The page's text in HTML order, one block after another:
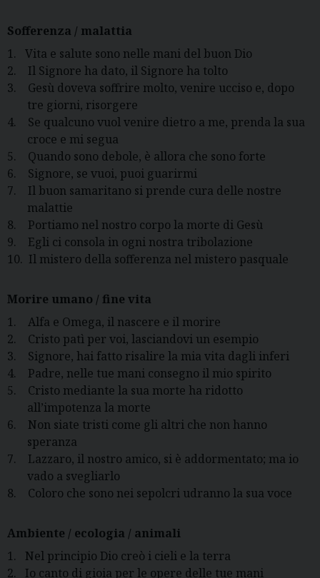
Sofferenza / malattia
1.
Vita e salute sono nelle mani del buon Dio
2.
Il Signore ha dato, il Signore ha tolto
3.
Gesù doveva soffrire molto, venire ucciso e, dopo
tre giorni, risorgere
4.
Se qualcuno vuol venire dietro a me, prenda la sua
croce e mi segua
5.
Quando sono debole, è allora che sono forte
6.
Signore, se vuoi, puoi guarirmi
7.
Il buon samaritano si prende cura delle nostre
malattie
8.
Portiamo nel nostro corpo la morte di Gesù
9.
Egli ci consola in ogni nostra tribolazione
10. Il mistero della sofferenza nel mistero pasquale
Morire umano / fine vita
1.
Alfa e Omega, il nascere e il morire
2.
Cristo patì per voi, lasciandovi un esempio
3.
Signore, hai fatto risalire la mia vita dagli inferi
4.
Padre, nelle tue mani consegno il mio spirito
5.
Cristo mediante la sua morte ha ridotto
all’impotenza la morte
6.
Non siate tristi come gli altri che non hanno
speranza
7.
Lazzaro, il nostro amico, si è addormentato; ma io
vado a svegliarlo
8.
Coloro che sono nei sepolcri udranno la sua voce
Ambiente / ecologia / animali
1.
Nel principio Dio creò i cieli e la terra
2.
Io canto di gioia per le opere delle tue mani